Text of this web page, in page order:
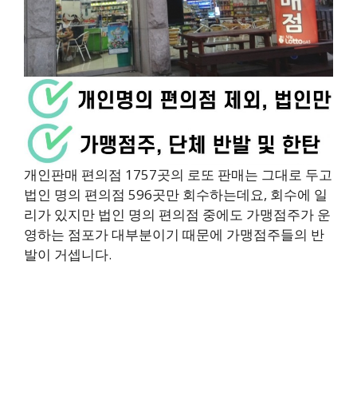
개인판매 편의점 1757곳의 로또 판매는 그대로 두고
법인 명의 편의점 596곳만 회수하는데요, 회수에 일
리가 있지만 법인 명의 편의점 중에도 가맹점주가 운
영하는 점포가 대부분이기 때문에 가맹점주들의 반
발이 거셉니다.